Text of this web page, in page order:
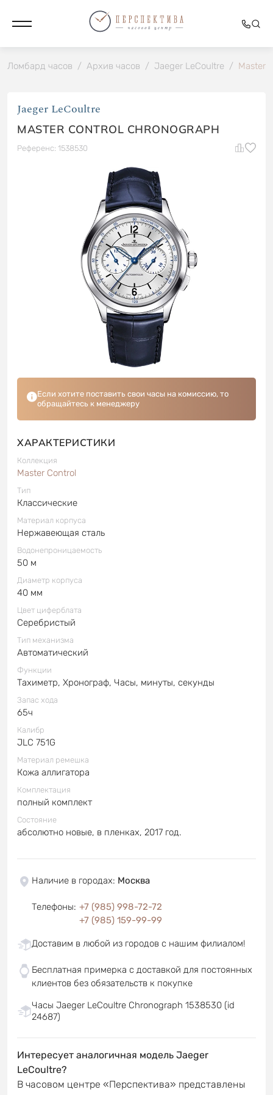
Ломбард часов / Архив часов / Jaeger LeCoultre / Master
Jaeger LeCoultre
MASTER CONTROL CHRONOGRAPH
Референс: 1538530
Если хотите поставить свои часы на комиссию, то
обращайтесь к менеджеру
ХАРАКТЕРИСТИКИ
Коллекция
Master Control
Тип
Классические
Материал корпуса
Нержавеющая сталь
Водонепроницаемость
50 м
Диаметр корпуса
40 мм
Цвет циферблата
Серебристый
Тип механизма
Автоматический
Функции
Тахиметр, Хронограф, Часы, минуты, секунды
Запас хода
65ч
Калибр
JLC 751G
Материал ремешка
Кожа аллигатора
Комплектация
полный комплект
Состояние
абсолютно новые, в пленках, 2017 год.
Наличие в городах: Москва
Телефоны: +7 (985) 998-72-72
+7 (985) 159-99-99
Доставим в любой из городов с нашим филиалом!
Бесплатная примерка с доставкой для постоянных
клиентов без обязательств к покупке
Часы Jaeger LeCoultre Chronograph 1538530 (id
24687)
Интересует аналогичная модель Jaeger
LeCoultre?
В часовом центре «Перспектива» представлены